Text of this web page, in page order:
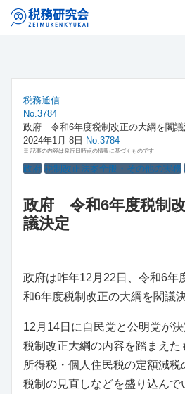
税務通信
No.3784
政府 令和6年度税制改正の大綱を閣議
2024年1月 8日 No.3784
※ 記事の内容は発行日時点の情報に基づくものです
政府 税制改正法案全般・その他の実務
政府 令和6年度税制
議決定
政府は昨年12月22日、令和6年
和6年度税制改正の大綱を閣議
12月14日に自民党と公明党が
税制改正大綱の内容を踏まえた
所得税・個人住民税の定額減
税制の見直しなどを盛り込んで